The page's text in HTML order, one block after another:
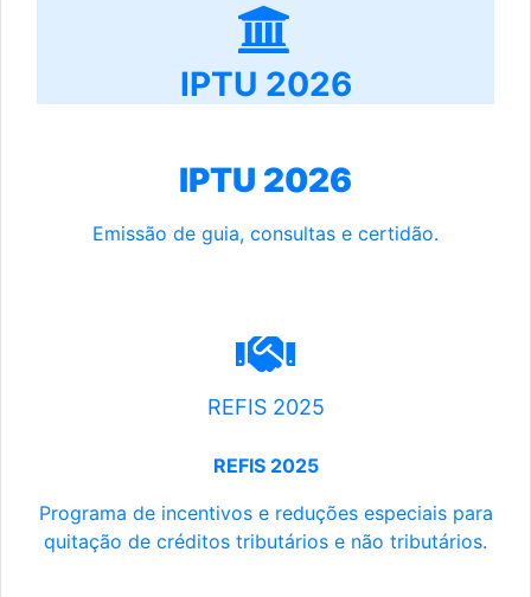
IPTU 2026
IPTU 2026
Emissão de guia, consultas e certidão.
REFIS 2025
REFIS 2025
Programa de incentivos e reduções especiais para
quitação de créditos tributários e não tributários.